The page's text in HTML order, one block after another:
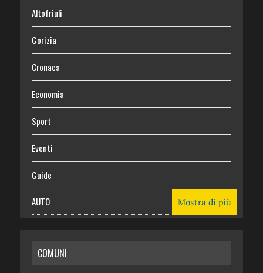
Altofriuli
Gorizia
Cronaca
Economia
Sport
Eventi
Guide
AUTO
RISPARMIO
Mostra di più
COMUNI